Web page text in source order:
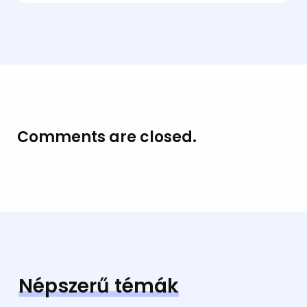
Comments are closed.
Népszerű témák